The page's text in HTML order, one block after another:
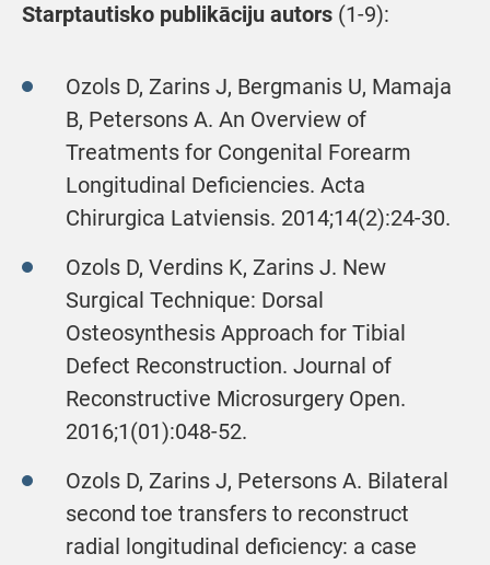
Starptautisko publikāciju autors (1-9):
Ozols D, Zarins J, Bergmanis U, Mamaja
B, Petersons A. An Overview of
Treatments for Congenital Forearm
Longitudinal Deficiencies. Acta
Chirurgica Latviensis. 2014;14(2):24-30.
Ozols D, Verdins K, Zarins J. New
Surgical Technique: Dorsal
Osteosynthesis Approach for Tibial
Defect Reconstruction. Journal of
Reconstructive Microsurgery Open.
2016;1(01):048-52.
Ozols D, Zarins J, Petersons A. Bilateral
second toe transfers to reconstruct
radial longitudinal deficiency: a case